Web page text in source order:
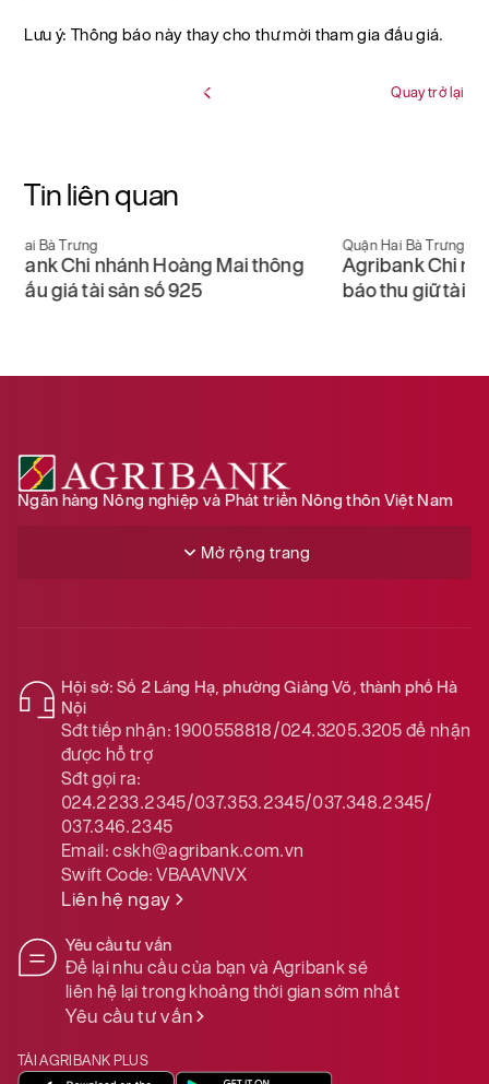
Lưu ý: Thông báo này thay cho thư mời tham gia đấu giá.
Quay trở lại
Tin liên quan
Quận Hai Bà Trưng
Agribank Chi nhánh Thăng Long thông
báo thu giữ tài sản số 1854
Quận Hai Bà
Agribank
báo kết
Ngân hàng Nông nghiệp và Phát triển Nông thôn Việt Nam
Mở rộng trang
Hội sở: Số 2 Láng Hạ, phường Giảng Võ, thành phố Hà
Nội
Sđt tiếp nhận: 1900558818/024.3205.3205để nhận
được hỗ trợ
Sđt gọi ra:
024.2233.2345/037.353.2345/037.348.2345/
037.346.2345
Email:cskh@agribank.com.vn
Swift Code:VBAAVNVX
Liên hệ ngay
Yêu cầu tư vấn
Để lại nhu cầu của bạn và Agribank sẽ
liên hệ lại trong khoảng thời gian sớm nhất
Yêu cầu tư vấn
TẢI AGRIBANK PLUS